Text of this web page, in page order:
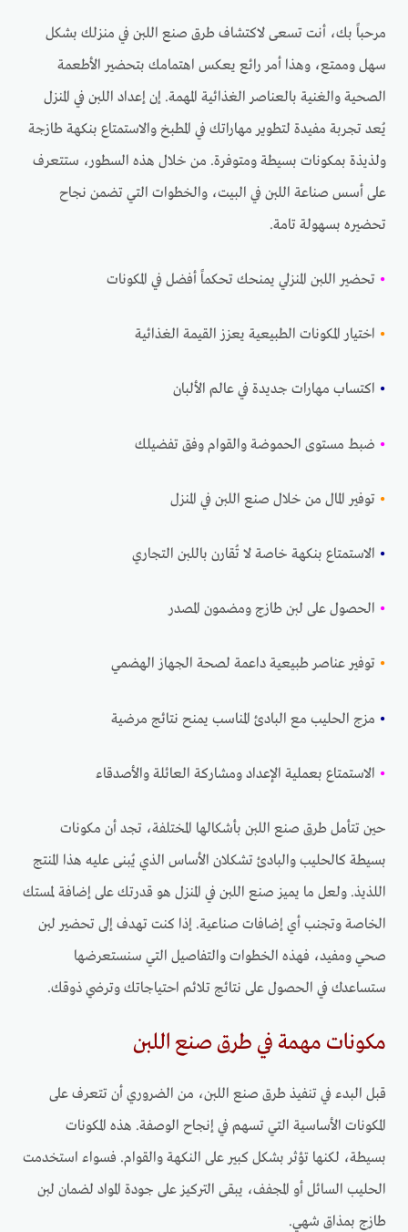
مرحباً بك، أنت تسعى لاكتشاف طرق صنع اللبن في منزلك بشكل
سهل وممتع، وهذا أمر رائع يعكس اهتمامك بتحضير الأطعمة
الصحية والغنية بالعناصر الغذائية المهمة. إن إعداد اللبن في المنزل
يُعد تجربة مفيدة لتطوير مهاراتك في المطبخ والاستمتاع بنكهة طازجة
ولذيذة بمكونات بسيطة ومتوفرة. من خلال هذه السطور، ستتعرف
على أسس صناعة اللبن في البيت، والخطوات التي تضمن نجاح
تحضيره بسهولة تامة.
• تحضير اللبن المنزلي يمنحك تحكماً أفضل في المكونات
• اختيار المكونات الطبيعية يعزز القيمة الغذائية
• اكتساب مهارات جديدة في عالم الألبان
• ضبط مستوى الحموضة والقوام وفق تفضيلك
• توفير المال من خلال صنع اللبن في المنزل
• الاستمتاع بنكهة خاصة لا تُقارن باللبن التجاري
• الحصول على لبن طازج ومضمون المصدر
• توفير عناصر طبيعية داعمة لصحة الجهاز الهضمي
• مزج الحليب مع البادئ المناسب يمنح نتائج مرضية
• الاستمتاع بعملية الإعداد ومشاركة العائلة والأصدقاء
حين تتأمل طرق صنع اللبن بأشكالها المختلفة، تجد أن مكونات
بسيطة كالحليب والبادئ تشكلان الأساس الذي يُبنى عليه هذا المنتج
اللذيذ. ولعل ما يميز صنع اللبن في المنزل هو قدرتك على إضافة لمستك
الخاصة وتجنب أي إضافات صناعية. إذا كنت تهدف إلى تحضير لبن
صحي ومفيد، فهذه الخطوات والتفاصيل التي سنستعرضها
ستساعدك في الحصول على نتائج تلائم احتياجاتك وترضي ذوقك.
مكونات مهمة في طرق صنع اللبن
قبل البدء في تنفيذ طرق صنع اللبن، من الضروري أن تتعرف على
المكونات الأساسية التي تسهم في إنجاح الوصفة. هذه المكونات
بسيطة، لكنها تؤثر بشكل كبير على النكهة والقوام. فسواء استخدمت
الحليب السائل أو المجفف، يبقى التركيز على جودة المواد لضمان لبن
طازج بمذاق شهي.